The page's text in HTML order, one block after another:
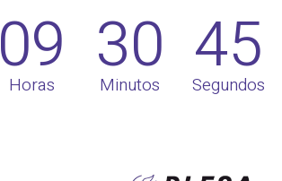
09
Horas 30
Minutos 45
Segundos